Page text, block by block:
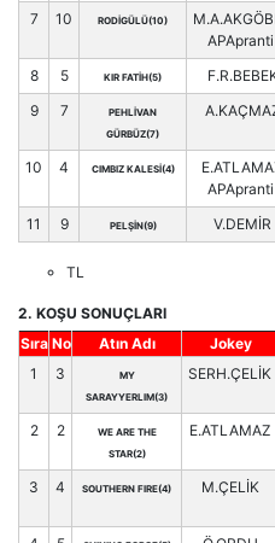
7 10 RODİGÜLÜ(10)
APApranti
8 5 KIR FATİH(5)
9 7
PEHLİVAN
GÜRBÜZ(7)
10 4 CIMBIZ KALESİ(4)
APApranti
11 9 PELŞİN(9) V.DEMİR
TL
2. KOŞU SONUÇLARI
Sıra No Atın Adı Jokey
1
3
MY
SARAYYERLIM(3)
SERH.ÇELİK
2 2
WE ARE THE
STAR(2)
E.ATLAMAZ
3 4 SOUTHERN FIRE(4) M.ÇELİK